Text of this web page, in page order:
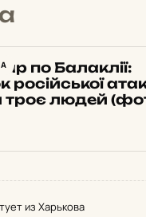
по Балаклії:
російської
троє людей
из Харькова